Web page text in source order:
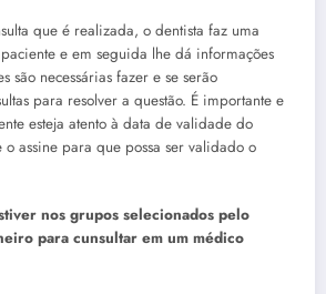
que é realizada, o dentista faz uma
e em seguida lhe dá informações
são necessárias fazer e se serão
para resolver a questão. É importante e
esteja atento à data de validade do
o assine para que possa ser validado o
nos grupos selecionados pelo
para cunsultar em um médico